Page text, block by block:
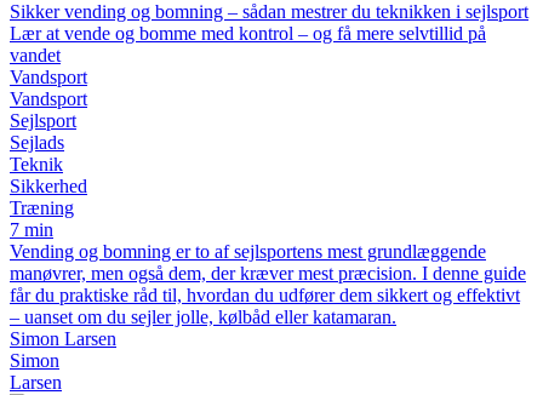
Sikker vending og bomning – sådan mestrer du teknikken i sejlsport
Lær at vende og bomme med kontrol – og få mere selvtillid på
vandet
Vandsport
Vandsport
Sejlsport
Sejlads
Teknik
Sikkerhed
Træning
7 min
Vending og bomning er to af sejlsportens mest grundlæggende
manøvrer, men også dem, der kræver mest præcision. I denne guide
får du praktiske råd til, hvordan du udfører dem sikkert og effektivt
– uanset om du sejler jolle, kølbåd eller katamaran.
Simon Larsen
Simon
Larsen